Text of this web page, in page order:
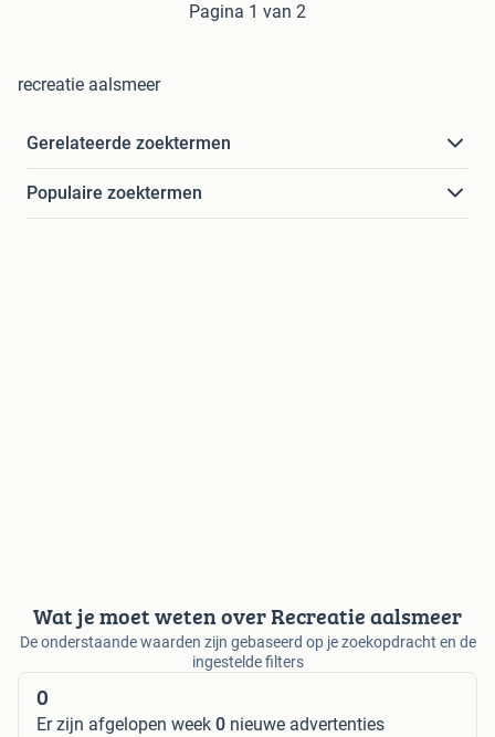
Pagina 1 van 2
recreatie aalsmeer
Gerelateerde zoektermen
Populaire zoektermen
Wat je moet weten over Recreatie aalsmeer
De onderstaande waarden zijn gebaseerd op je zoekopdracht en de
ingestelde filters
0
Er zijn afgelopen week 0 nieuwe advertenties